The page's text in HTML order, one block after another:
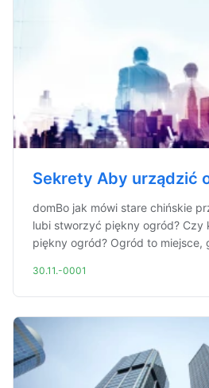
Sekrety Aby urządzić
domBo jak mówi stare chińskie
lubi stworzyć piękny ogród? Czy
piękny ogród? Ogród to miejsce,
30.11.-0001